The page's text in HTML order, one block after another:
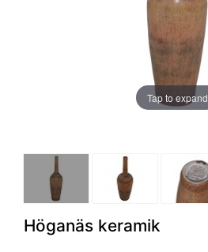
Tap to expand
Höganäs keramik